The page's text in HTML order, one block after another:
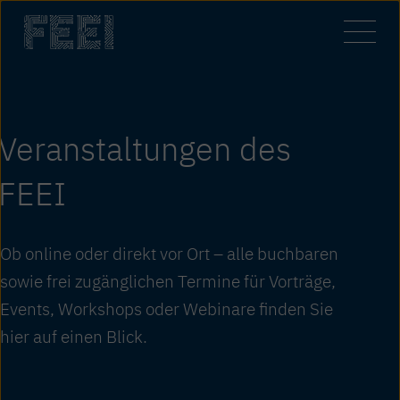
Zum
Inhalt
des
Ob online oder direkt vor Ort – alle buchbaren
sowie frei zugänglichen Termine für Vorträge,
Events, Workshops oder Webinare finden Sie
hier auf einen Blick.